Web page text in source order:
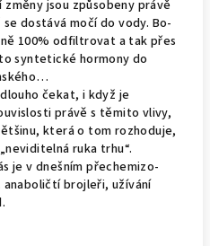
jsou způsobeny právě
dostává močí do vody. Bo­
100% odfiltrovat a tak přes
syntetické hormony do
čekat, i když je
právě s těmito vlivy,
která o tom rozhoduje,
ruka trhu“.
je v dnešním přechemizo­
anaboličtí brojleři, užívání